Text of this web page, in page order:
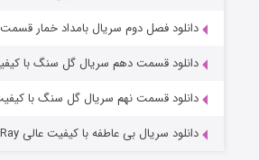
قسمت۲ (زیرنویس)
دانلود فصل دوم سریال بامداد خمار
دانلود قسمت دهم سریال گل سنگ با
دانلود قسمت نهم سریال گل سنگ با
دانلود سریال بی عاطفه با کیفیت عالی 1080p BluRay